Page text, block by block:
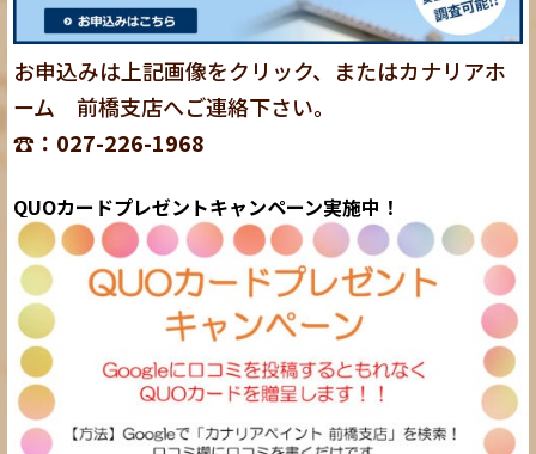
お申込みは上記画像をクリック、またはカナリアホ
ーム 前橋支店へご連絡下さい。
☎：027-226-1968
QUOカードプレゼントキャンペーン実施中！